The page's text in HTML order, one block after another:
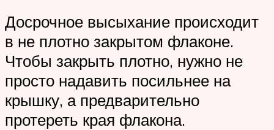
Досрочное высыхание происходит
в не плотно закрытом флаконе.
Чтобы закрыть плотно, нужно не
просто надавить посильнее на
крышку, а предварительно
протереть края флакона.